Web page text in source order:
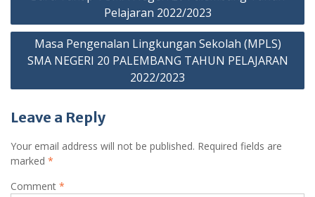
Pelajaran 2022/2023
Masa Pengenalan Lingkungan Sekolah (MPLS)
SMA NEGERI 20 PALEMBANG TAHUN PELAJARAN
2022/2023
Leave a Reply
Your email address will not be published. Required fields are
marked *
Comment *